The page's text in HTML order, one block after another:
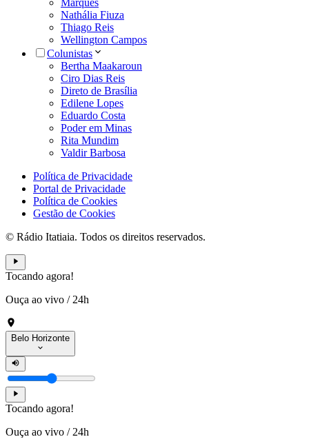
Marques
Nathália Fiuza
Thiago Reis
Wellington Campos
Colunistas
Bertha Maakaroun
Ciro Dias Reis
Direto de Brasília
Edilene Lopes
Eduardo Costa
Poder em Minas
Rita Mundim
Valdir Barbosa
Política de Privacidade
Portal de Privacidade
Política de Cookies
Gestão de Cookies
© Rádio Itatiaia. Todos os direitos reservados.
Tocando agora!
Ouça ao vivo / 24h
Belo Horizonte
Tocando agora!
Ouça ao vivo / 24h